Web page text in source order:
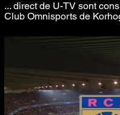
... direct de U-TV sont
Club Omnisports de